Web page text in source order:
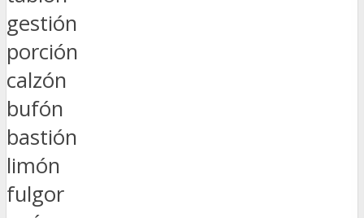
gestión
porción
calzón
bufón
bastión
limón
fulgor